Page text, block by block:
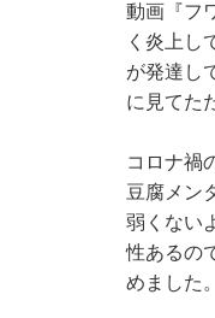
動画『フ
く炎上し
が発達し
に見てた
コロナ禍
豆腐メン
弱くない
性あるの
めました。